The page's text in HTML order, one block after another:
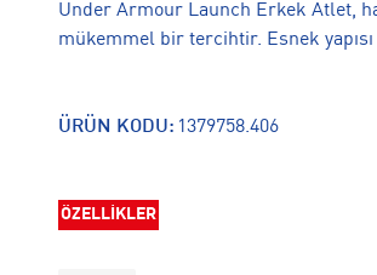
Under Armour Launch Erkek Atlet,
mükemmel bir tercihtir. Esnek
ÜRÜN KODU: 1379758.406
ÖZELLİKLER